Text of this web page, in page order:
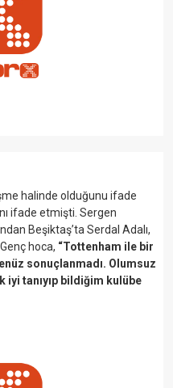
halinde olduğunu ifade
ifade etmişti. Sergen
Beşiktaş’ta Serdal Adalı,
hoca, “Tottenham ile bir
sonuçlanmadı. Olumsuz
iyi tanıyıp bildiğim kulübe